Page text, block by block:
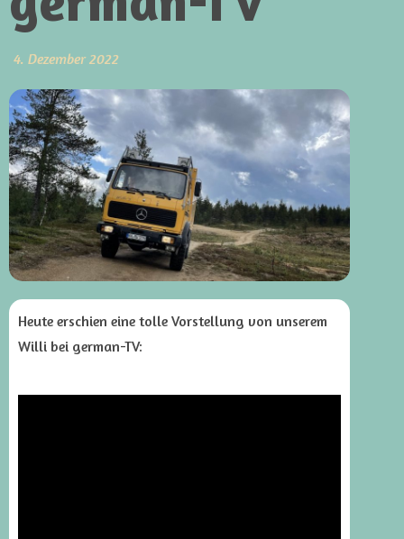
4. Dezember 2022
Heute erschien eine tolle Vorstellung von unserem
Willi bei german-TV: